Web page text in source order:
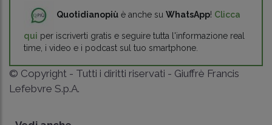
Quotidianopiù è anche su WhatsApp! Clicca
qui per iscriverti gratis e seguire tutta l'informazione real
time, i video e i podcast sul tuo smartphone.
© Copyright - Tutti i diritti riservati - Giuffrè Francis
Lefebvre S.p.A.